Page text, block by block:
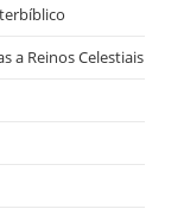
a Reinos Celestiais